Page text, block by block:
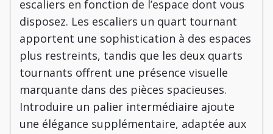
escaliers en fonction de l’espace dont vous
disposez. Les escaliers un quart tournant
apportent une sophistication à des espaces
plus restreints, tandis que les deux quarts
tournants offrent une présence visuelle
marquante dans des pièces spacieuses.
Introduire un palier intermédiaire ajoute
une élégance supplémentaire, adaptée aux